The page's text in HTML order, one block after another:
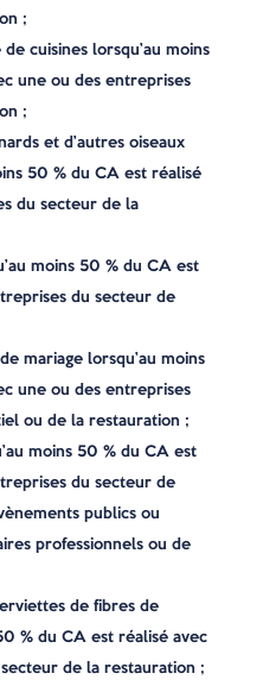
;
cuisines lorsqu’au moins
une ou des entreprises
;
et d’autres oiseaux
50 % du CA est réalisé
du secteur de la
moins 50 % du CA est
du secteur de
mariage lorsqu’au moins
une ou des entreprises
ou de la restauration ;
moins 50 % du CA est
du secteur de
publics ou
professionnels ou de
de fibres de
% du CA est réalisé avec
de la restauration ;